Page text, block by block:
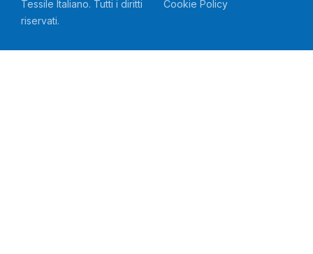
Tessile Italiano. Tutti i diritti
riservati.
Cookie Policy